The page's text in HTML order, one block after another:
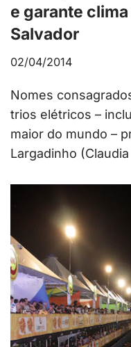
e garante
Salvador
02/04/2014
Nomes
trios elétricos –
maior do mundo –
Largadinho